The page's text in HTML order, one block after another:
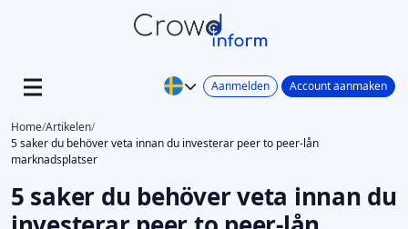
Aanmelden Account aanmaken
Home/Artikelen/
5 saker du behöver veta innan du investerar peer to peer-lån
marknadsplatser
5 saker du behöver veta innan du